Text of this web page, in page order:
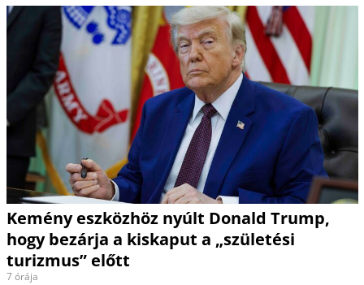
Kemény eszközhöz nyúlt Donald Trump,
hogy bezárja a kiskaput a „születési
turizmus” előtt
7 órája